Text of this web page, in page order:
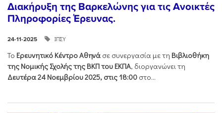
Διακήρυξη της Βαρκελώνης για τις Ανοικτές
Πληροφορίες Έρευνας.
24-11-2025 ΙΠΣΥ
Το Ερευνητικό Κέντρο Αθηνά σε συνεργασία με τη Βιβλιοθήκη
της Νομικής Σχολής της ΒΚΠ του ΕΚΠΑ, διοργανώνει τη
Δευτέρα 24 Νοεμβρίου 2025, στις 18:00 στο...